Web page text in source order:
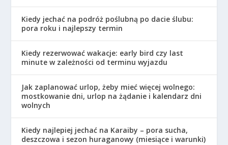
Kiedy jechać na podróż poślubną po dacie ślubu:
pora roku i najlepszy termin
Kiedy rezerwować wakacje: early bird czy last
minute w zależności od terminu wyjazdu
Jak zaplanować urlop, żeby mieć więcej wolnego:
mostkowanie dni, urlop na żądanie i kalendarz dni
wolnych
Kiedy najlepiej jechać na Karaiby – pora sucha,
deszczowa i sezon huraganowy (miesiące i warunki)